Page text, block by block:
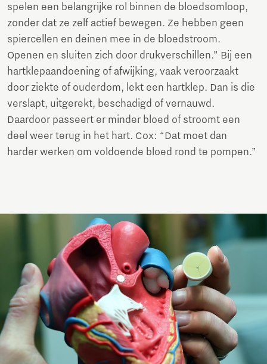
spelen een belangrijke rol binnen de bloedsomloop,
zonder dat ze zelf actief bewegen. Ze hebben geen
spiercellen en deinen mee in de bloedstroom.
Openen en sluiten zich door drukverschillen.” Bij een
hartklepaandoening of afwijking, vaak veroorzaakt
door ziekte of ouderdom, lekt een hartklep. Dan is die
verslapt, uitgerekt, beschadigd of vernauwd.
Daardoor passeert er minder bloed of stroomt een
deel weer terug in het hart. Cox: “Dat moet dan
harder werken om voldoende bloed rond te pompen.”